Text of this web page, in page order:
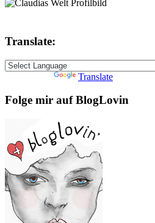
Translate:
Translate
Folge mir auf BlogLovin